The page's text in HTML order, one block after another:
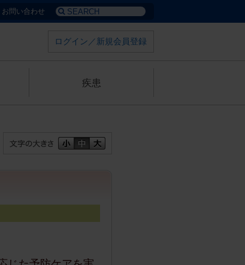
お問い合わせ
ログイン／新規会員登録
疾患